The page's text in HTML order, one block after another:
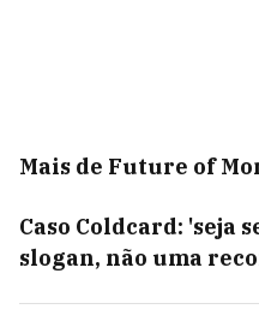
Mais de Future of
Caso Coldcard: 'seja
slogan, não uma